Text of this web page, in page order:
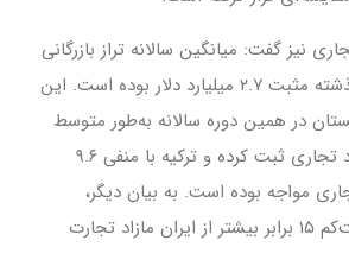
نیز گفت: میانگین سالانه تراز بازرگانی
ایران طی ۵۳ سال گذشته مثبت ۲.۷ میلیارد دلار بوده است. این
در همین دوره سالانه به‌طور متوسط
۴۱.۵ میلیارد دلار مازاد تجاری ثبت کرده و ترکیه با منفی ۹.۶
مواجه بوده است. به بیان دیگر،
اقتصاد عربستان دست‌کم ۱۵ برابر بیشتر از ایران مازاد تجارت